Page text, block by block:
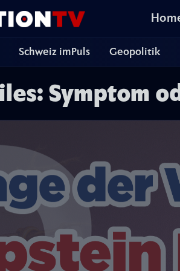
Schweiz imPuls Geopolitik
Symptom